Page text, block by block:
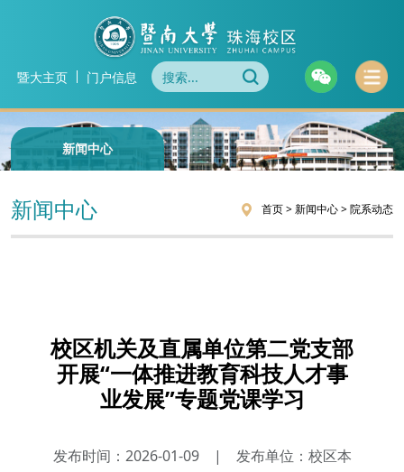
暨大主页 门户信息
新闻中心
新闻中心 首页>新闻中心>院系动态
校区机关及直属单位第二党支部
开展“一体推进教育科技人才事
业发展”专题党课学习
发布时间：2026-01-09 |
发布单位：校区本